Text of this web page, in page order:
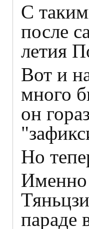
С
после
летия
Вот и
много
он
Но
Именно
параде